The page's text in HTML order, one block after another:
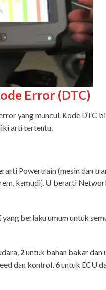
Error (DTC)
yang muncul. Kode DTC
arti tertentu.
Powertrain (mesin dan
kemudi). U berarti
berlaku umum untuk
2untuk bahan bakar dan
dan kontrol, 6untuk ECU